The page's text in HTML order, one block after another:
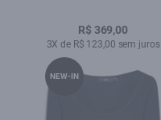
R$ 369,00
3X de R$ 123,00 sem juros
NEW-IN